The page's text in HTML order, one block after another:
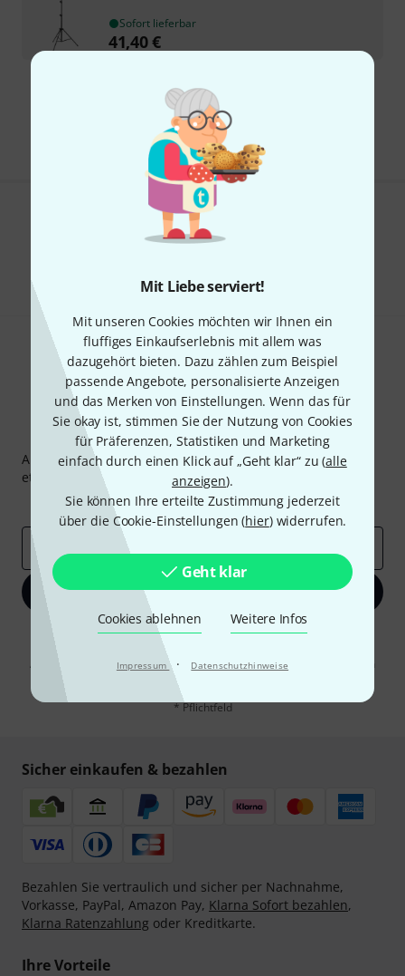
Mit Liebe serviert!
Mit unseren Cookies möchten wir Ihnen ein
fluffiges Einkaufserlebnis mit allem was
dazugehört bieten. Dazu zählen zum Beispiel
passende Angebote, personalisierte Anzeigen
und das Merken von Einstellungen. Wenn das für
Sie okay ist, stimmen Sie der Nutzung von Cookies
für Präferenzen, Statistiken und Marketing
einfach durch einen Klick auf „Geht klar“ zu (alle
anzeigen).
Sie können Ihre erteilte Zustimmung jederzeit
über die Cookie-Einstellungen (hier) widerrufen.
Geht klar
Cookies ablehnen Weitere Infos
Impressum · Datenschutzhinweise
Sofort lieferbar
41,40€
Kostenloser Versand ab 29 €
Alle Preise inkl. MwSt.
Gefällt Ihnen, was Sie sehen?
Thomann Newsletter
Abonniere den Thomann Newsletter und gewinne mit
etwas Glück einen von
50 Gutscheinen
Inspirierende Beiträge
Deals Thomann Insights
E-Mail-Adresse*
Jetzt anmelden
Mit Klick auf „Jetzt anmelden“ stimmen Sie dem Erhalt von E-Mail-
Werbung und einer Messung des E-Mail-Nutzungsverhaltens zu. Die
Abmeldung ist jederzeit möglich. Weitere Informationen finden Sie in
Datenschutzhinweisen
* Pflichtfeld
Sicher einkaufen & bezahlen
Bezahlen Sie vertraulich und sicher per Nachnahme,
Vorkasse, PayPal, Amazon Pay, Klarna Sofort bezahlen,
Klarna Ratenzahlung oder Kreditkarte.
Ihre Vorteile